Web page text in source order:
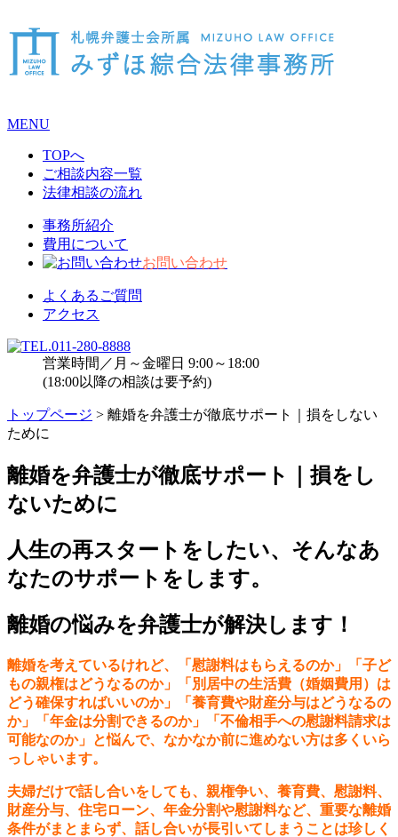
MENU
TOPへ
ご相談内容一覧
法律相談の流れ
事務所紹介
費用について
お問い合わせ
よくあるご質問
アクセス
営業時間／月～金曜日 9:00～18:00
(18:00以降の相談は要予約)
トップページ > 離婚を弁護士が徹底サポート｜損をしない
ために
離婚を弁護士が徹底サポート｜損をし
ないために
人生の再スタートをしたい、そんなあ
なたのサポートをします。
離婚の悩みを弁護士が解決します！
離婚を考えているけれど、「慰謝料はもらえるのか」「子ど
もの親権はどうなるのか」「別居中の生活費（婚姻費用）は
どう確保すればいいのか」「養育費や財産分与はどうなるの
か」「年金は分割できるのか」「不倫相手への慰謝料請求は
可能なのか」と悩んで、なかなか前に進めない方は多くいら
っしゃいます。
夫婦だけで話し合いをしても、親権争い、養育費、慰謝料、
財産分与、住宅ローン、年金分割や慰謝料など、重要な離婚
条件がまとまらず、話し合いが長引いてしまうことは珍しく